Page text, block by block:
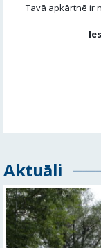
Tavā apkārtnē ir
Aktuāli